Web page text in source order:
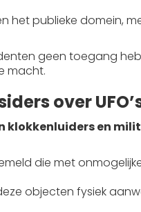
het publieke domein,
geen toegang
macht.
over
klokkenluiders en
die met
objecten fysiek